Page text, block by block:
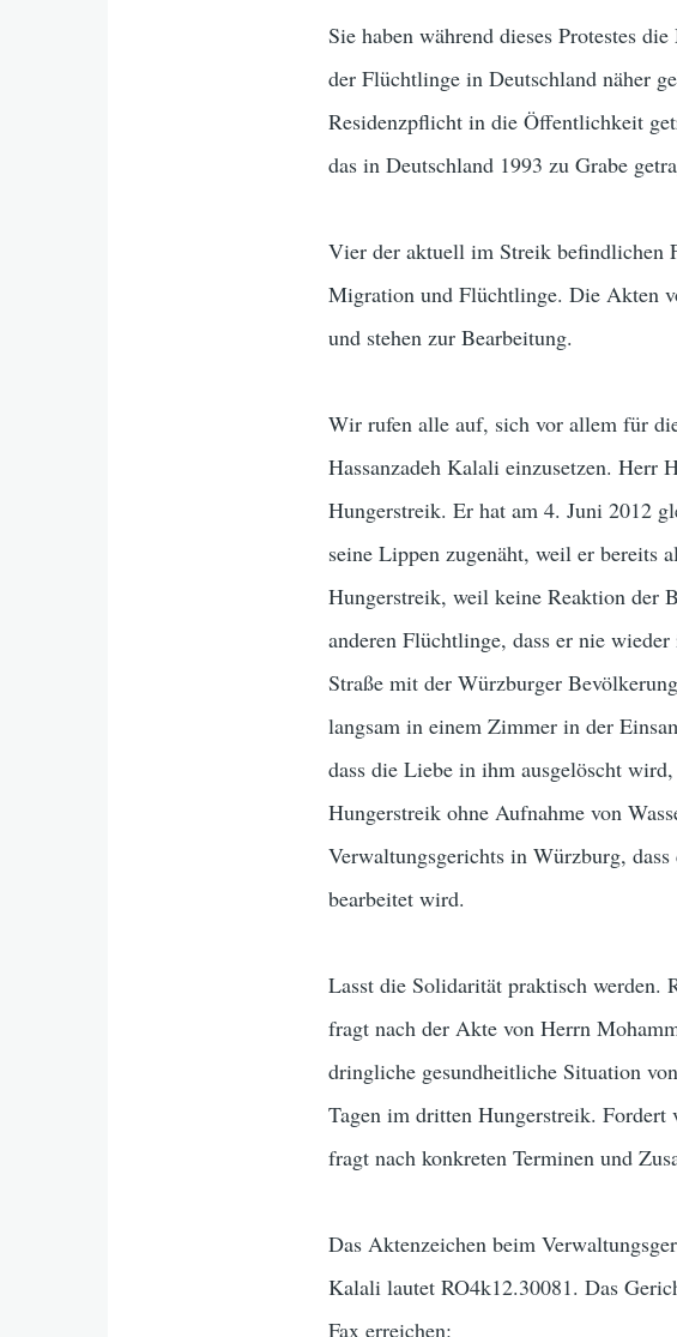
Sie haben während dieses Protestes
der Flüchtlinge in Deutschland näher
Residenzpflicht in die Öffentlichkeit
das in Deutschland 1993 zu Grabe
Vier der aktuell im Streik befindlichen
Migration und Flüchtlinge. Die Akten
und stehen zur Bearbeitung.
Wir rufen alle auf, sich vor allem für
Hassanzadeh Kalali einzusetzen. Herr
Hungerstreik. Er hat am 4. Juni 2012
seine Lippen zugenäht, weil er bereits
Hungerstreik, weil keine Reaktion der
anderen Flüchtlinge, dass er nie
Straße mit der Würzburger
langsam in einem Zimmer in der
dass die Liebe in ihm ausgelöscht
Hungerstreik ohne Aufnahme von
Verwaltungsgerichts in Würzburg,
bearbeitet wird.
Lasst die Solidarität praktisch werden.
fragt nach der Akte von Herrn
dringliche gesundheitliche Situation
Tagen im dritten Hungerstreik.
fragt nach konkreten Terminen und
Das Aktenzeichen beim
Kalali lautet RO4k12.30081. Das
Fax erreichen: